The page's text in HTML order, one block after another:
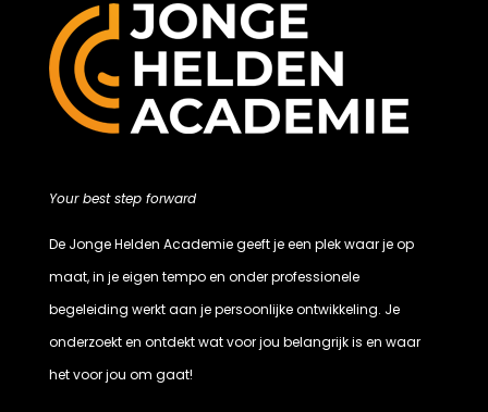
Your best step forward
De Jonge Helden Academie geeft je een plek waar je op
maat, in je eigen tempo en onder professionele
begeleiding werkt aan je persoonlijke ontwikkeling. Je
onderzoekt en ontdekt wat voor jou belangrijk is en waar
het voor jou om gaat!